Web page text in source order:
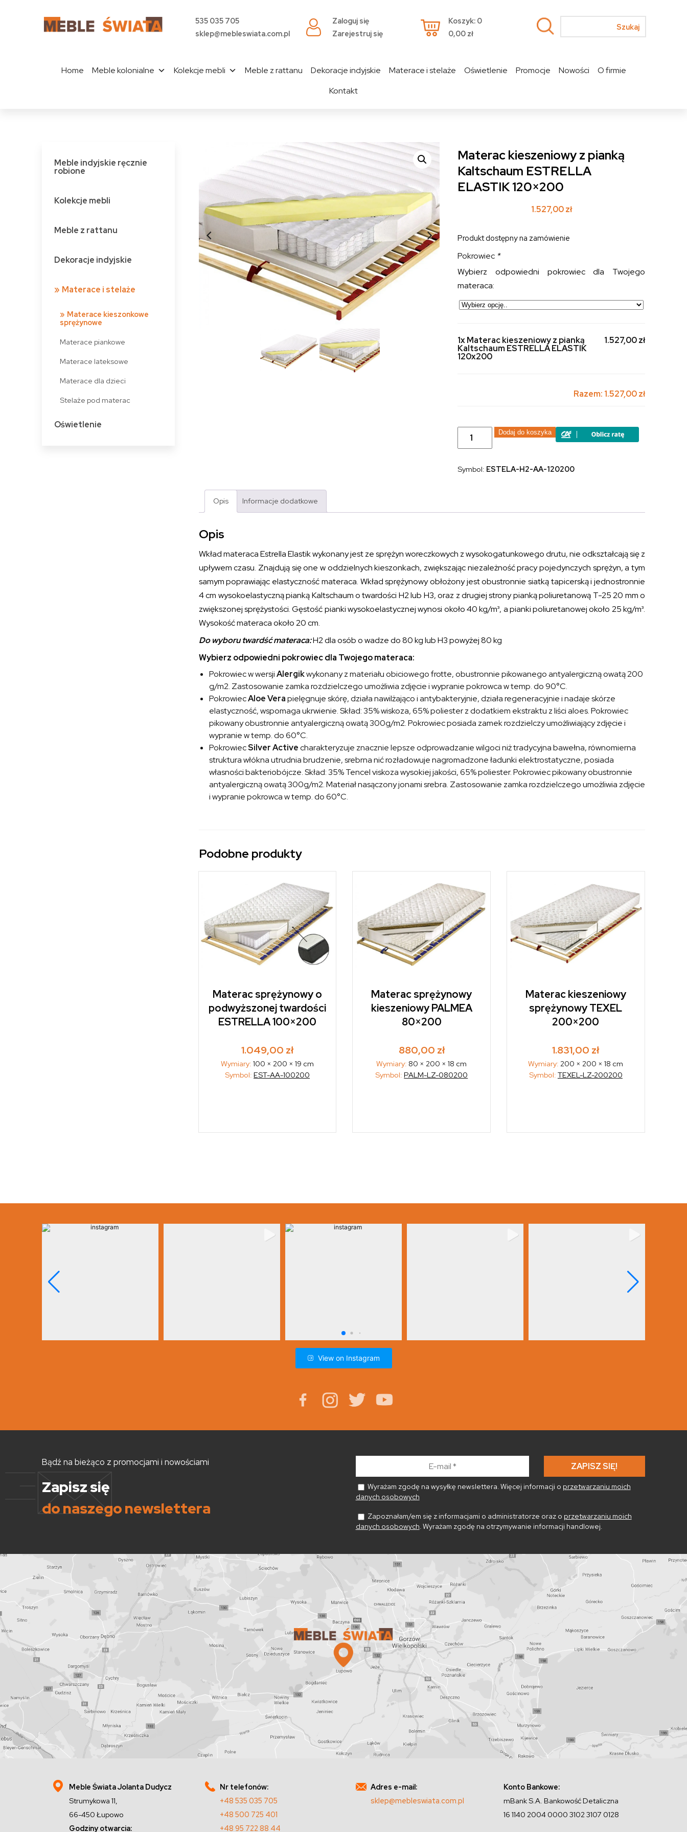
535 035 705
sklep@mebleswiata.com.pl
Zaloguj się
Zarejestruj się
Koszyk: 0
0,00 zł
Home Meble kolonialne Kolekcje mebli Meble z rattanu Dekoracje indyjskie Materace i stelaże Oświetlenie Promocje Nowości
O firmie
Kontakt
Meble indyjskie ręcznie
robione
Kolekcje mebli
Meble z rattanu
Dekoracje indyjskie
Materace i stelaże
Materace kieszonkowe
sprężynowe
Materace piankowe
Materace lateksowe
Materace dla dzieci
Stelaże pod materac
Oświetlenie
Materac kieszeniowy z pianką
Kaltschaum ESTRELLA
ELASTIK 120×200
1.527,00zł
Produkt dostępny na zamówienie
Pokrowiec *
Wybierz odpowiedni pokrowiec dla Twojego
materaca:
1x Materac kieszeniowy z pianką
Kaltschaum ESTRELLA ELASTIK
120x200
1.527,00 zł
Razem: 1.527,00 zł
ilość
Materac
kieszeniowy
Kaltschaum
Dodaj do koszyka
Symbol: ESTELA-H2-AA-120200
Opis Informacje dodatkowe
Opis
Wkład materaca Estrella Elastik wykonany jest ze sprężyn woreczkowych z wysokogatunkowego drutu, nie odkształcają się z
upływem czasu. Znajdują się one w oddzielnych kieszonkach, zwiększając niezależność pracy pojedynczych sprężyn, a tym
samym poprawiając elastyczność materaca. Wkład sprężynowy obłożony jest obustronnie siatką tapicerską i jednostronnie
4 cm wysokoelastyczną pianką Kaltschaum o twardości H2 lub H3, oraz z drugiej strony pianką poliuretanową T-25 20 mm o
zwiększonej sprężystości. Gęstość pianki wysokoelastycznej wynosi około 40 kg/m³, a pianki poliuretanowej około 25 kg/m³.
Wysokość materaca około 20 cm.
Do wyboru twardść materaca:H2 dla osób o wadze do 80 kg lub H3 powyżej 80 kg
Wybierz odpowiedni pokrowiec dla Twojego materaca:
Pokrowiec w wersjiAlergikwykonany z materiału obiciowego frotte, obustronnie pikowanego antyalergiczną owatą 200
g/m2. Zastosowanie zamka rozdzielczego umożliwia zdjęcie i wypranie pokrowca w temp. do 90°C.
PokrowiecAloe Verapielęgnuje skórę, działa nawilżająco i antybakteryjnie, działa regeneracyjnie i nadaje skórze
elastyczność, wspomaga ukrwienie. Skład: 35% wiskoza, 65% poliester z dodatkiem ekstraktu z liści aloes. Pokrowiec
pikowany obustronnie antyalergiczną owatą 300g/m2. Pokrowiec posiada zamek rozdzielczy umożliwiający zdjęcie i
wypranie w temp. do 60°C.
PokrowiecSilver Activecharakteryzuje znacznie lepsze odprowadzanie wilgoci niż tradycyjna bawełna, równomierna
struktura włókna utrudnia brudzenie, srebrna nić rozładowuje nagromadzone ładunki elektrostatyczne, posiada
własności bakteriobójcze. Skład: 35% Tencel viskoza wysokiej jakości, 65% poliester. Pokrowiec pikowany obustronnie
antyalergiczną owatą 300g/m2. Materiał nasączony jonami srebra. Zastosowanie zamka rozdzielczego umożliwia zdjęcie
i wypranie pokrowca w temp. do 60°C.
Podobne produkty
Materac sprężynowy o
podwyższonej twardości
ESTRELLA 100×200
1.049,00 zł
Wymiary:100 × 200 × 19 cm
Symbol:EST-AA-100200
Materac sprężynowy
kieszeniowy PALMEA
80×200
880,00 zł
Wymiary: 80 × 200 × 18 cm
Symbol:PALM-LZ-080200
Materac kieszeniowy
sprężynowy TEXEL
200×200
1.831,00 zł
Wymiary: 200 × 200 × 18 cm
Symbol: TEXEL-LZ-200200
View on Instagram
Bądź na bieżąco z promocjami i nowościami
Zapisz się
do naszego newslettera
Wyrażam zgodę na wysyłkę newslettera. Więcej informacji o przetwarzaniu moich
danych osobowych
Zapoznałam/em się z informacjami o administratorze oraz o przetwarzaniu moich
danych osobowych. Wyrażam zgodę na otrzymywanie informacji handlowej.
Meble Świata Jolanta Dudycz
Strumykowa 11,
66-450 Łupowo
Godziny otwarcia:
Nr telefonów:
+48 535 035 705
+48 500 725 401
+48 95 722 88 44
Adres e-mail:
sklep@mebleswiata.com.pl
Konto Bankowe:
mBank S.A. Bankowość Detaliczna
16 1140 2004 0000 3102 3107 0128